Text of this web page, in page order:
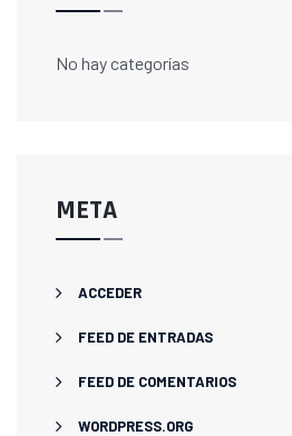
No hay categorías
META
ACCEDER
FEED DE ENTRADAS
FEED DE COMENTARIOS
WORDPRESS.ORG